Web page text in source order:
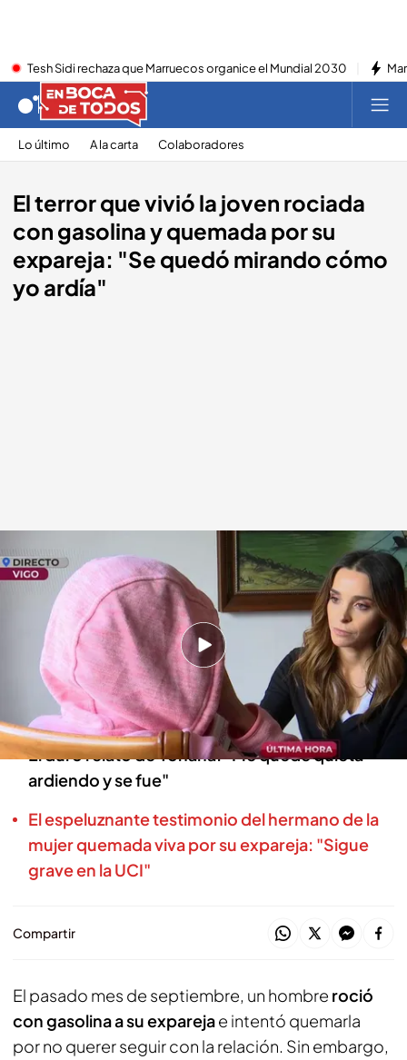
Tesh Sidi rechaza que Marruecos organice el Mundial 2030
Lo último A la carta Colaboradores
El terror que vivió la joven rociada
con gasolina y quemada por su
expareja: "Se quedó mirando cómo
yo ardía"
cuatro.com
En boca de todos
29 NOV 2024 - 14:37h.
Yohana fue quemada viva por su expareja
cuando le comunicó que quería dejar la
relación
El duro relato de Yohana: "Me quedé quieta
ardiendo y se fue"
El espeluznante testimonio del hermano de la
mujer quemada viva por su expareja: "Sigue
grave en la UCI"
Compartir
El pasado mes de septiembre, un hombre roció
con gasolina a su exparejae intentó quemarla
por no querer seguir con la relación. Sin embargo,